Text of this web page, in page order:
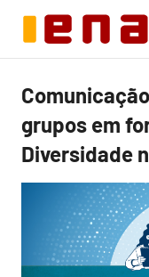
Skip
content
Sem
grupos em
Diversidade